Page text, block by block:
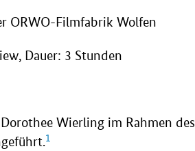
ORWO-Filmfabrik Wolfen
Dauer: 3 Stunden
Wierling im Rahmen des
1